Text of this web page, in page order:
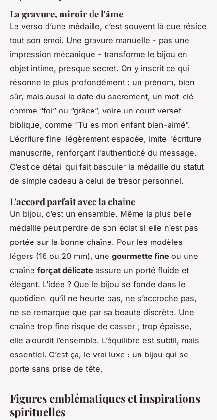
La gravure, miroir de l'âme
Le verso d’une médaille, c’est souvent là que réside
tout son émoi. Une gravure manuelle - pas une
impression mécanique - transforme le bijou en
objet intime, presque secret. On y inscrit ce qui
résonne le plus profondément : un prénom, bien
sûr, mais aussi la date du sacrement, un mot-clé
comme “foi” ou “grâce”, voire un court verset
biblique, comme “Tu es mon enfant bien-aimé”.
L’écriture fine, légèrement espacée, imite l’écriture
manuscrite, renforçant l’authenticité du message.
C’est ce détail qui fait basculer la médaille du statut
de simple cadeau à celui de trésor personnel.
L'accord parfait avec la chaîne
Un bijou, c’est un ensemble. Même la plus belle
médaille peut perdre de son éclat si elle n’est pas
portée sur la bonne chaîne. Pour les modèles
légers (16 ou 20 mm), une gourmette fine ou une
chaîne forçat délicate assure un porté fluide et
élégant. L’idée ? Que le bijou se fonde dans le
quotidien, qu’il ne heurte pas, ne s’accroche pas,
ne se remarque que par sa beauté discrète. Une
chaîne trop fine risque de casser ; trop épaisse,
elle alourdit l’ensemble. L’équilibre est subtil, mais
essentiel. C’est ça, le vrai luxe : un bijou qui se
porte sans prise de tête.
Figures emblématiques et inspirations
spirituelles